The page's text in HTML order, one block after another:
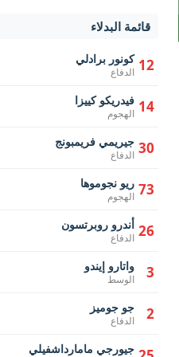
قائمة البدلاء
12 كونور برادلي
الدفاع
14 فيدريكو كييزا
الهجوم
30 جيريمي فريمبونج
الدفاع
73 ريو نجوموها
الهجوم
26 أندرو روبرتسون
الدفاع
3 واتارو إيندو
الوسط
2 جو جوميز
الدفاع
جيورجي مامارداشفيلي